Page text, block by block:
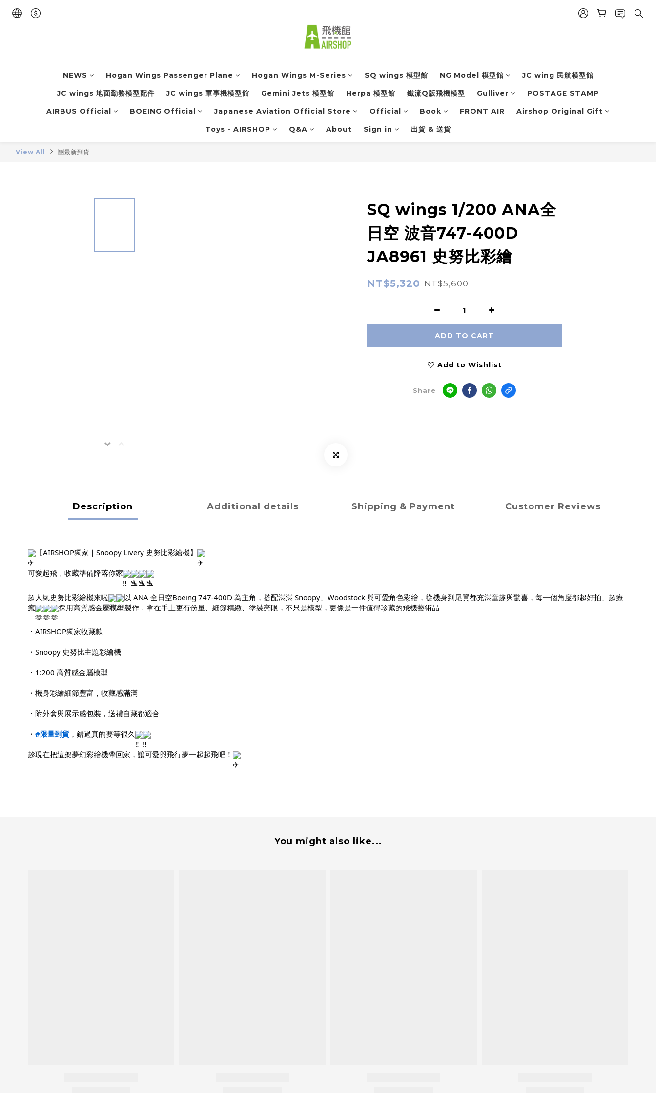
NEWS Hogan Wings Passenger Plane Hogan Wings M-Series SQ wings 模型館 NG Model 模型館 JC wing 民航模型館
JC wings 地面勤務模型配件 JC wings 軍事機模型館 Gemini Jets 模型館 Herpa 模型館 鐵流Q版飛機模型 Gulliver POSTAGE STAMP
AIRBUS Official BOEING Official Japanese Aviation Official Store Official Book FRONT AIR Airshop Original Gift
Toys - AIRSHOP Q&A About Sign in 出貨 & 送貨
View All 🆕最新到貨
SQ wings 1/200 ANA全
日空 波音747-400D
JA8961 史努比彩繪
NT$5,320 NT$5,600
ADD TO CART
Add to Wishlist
Share
Description Additional details Shipping & Payment Customer Reviews
【AIRSHOP獨家｜Snoopy Livery 史努比彩繪機】
可愛起飛，收藏準備降落你家
超人氣史努比彩繪機來啦
以 ANA 全日空Boeing 747-400D 為主角，搭配滿滿 Snoopy、Woodstock 與可愛角色彩繪，從機身到尾翼都充滿童趣與驚喜，每一個角度都超好拍、超療
癒
採用高質感金屬模型製作，拿在手上更有份量、細節精緻、塗裝亮眼，不只是模型，更像是一件值得珍藏的飛機藝術品
・AIRSHOP獨家收藏款
・Snoopy 史努比主題彩繪機
・1:200 高質感金屬模型
・機身彩繪細節豐富，收藏感滿滿
・附外盒與展示感包裝，送禮自藏都適合
・ #限量到貨，錯過真的要等很久
趁現在把這架夢幻彩繪機帶回家，讓可愛與飛行夢一起起飛吧！
You might also like...